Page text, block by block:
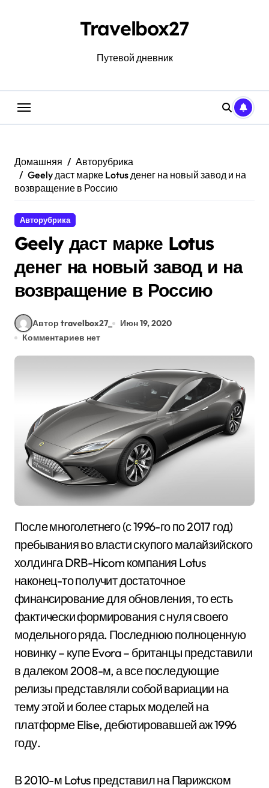
Travelbox27
Путевой дневник
Домашняя
Авторубрика
Geely даст марке Lotus денег на новый завод и на
возвращение в Россию
Авторубрика
Geely даст марке Lotus
денег на новый завод и на
возвращение в Россию
Автор travelbox27_
Июн 19, 2020
Комментариев нет
После многолетнего (с 1996-го по 2017 год)
пребывания во власти скупого малайзийского
холдинга DRB-Hicom компания Lotus
наконец-то получит достаточное
финансирование для обновления, то есть
фактически формирования с нуля своего
модельного ряда. Последнюю полноценную
новинку – купе Evora – британцы представили
в далеком 2008-м, а все последующие
релизы представляли собой вариации на
тему этой и более старых моделей на
платформе Elise, дебютировавшей аж 1996
году.
В 2010-м Lotus представил на Парижском